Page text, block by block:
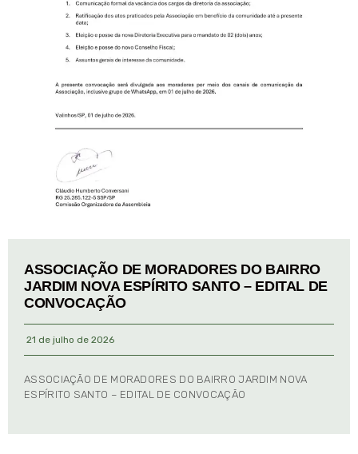
ASSOCIAÇÃO DE MORADORES DO BAIRRO
JARDIM NOVA ESPÍRITO SANTO – EDITAL DE
CONVOCAÇÃO
21 de julho de 2026
ASSOCIAÇÃO DE MORADORES DO BAIRRO JARDIM NOVA
ESPÍRITO SANTO – EDITAL DE CONVOCAÇÃO